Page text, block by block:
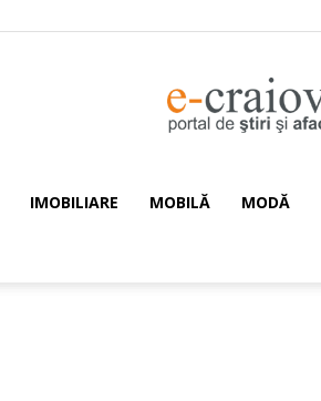
e-
IMOBILIARE MOBILĂ MODĂ